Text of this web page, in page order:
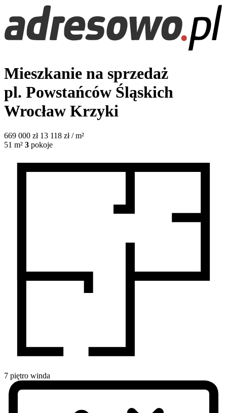
Mieszkanie na sprzedaż
pl. Powstańców Śląskich
Wrocław Krzyki
669 000 zł 13 118 zł / m²
51 m² 3 pokoje
7 piętro winda